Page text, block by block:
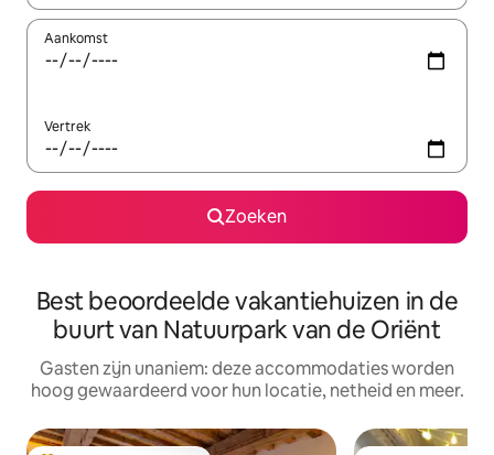
Aankomst
Vertrek
Zoeken
Best beoordeelde vakantiehuizen in de
buurt van Natuurpark van de Oriënt
Gasten zijn unaniem: deze accommodaties worden
hoog gewaardeerd voor hun locatie, netheid en meer.